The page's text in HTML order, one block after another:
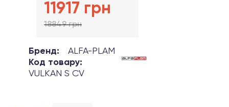
11917 грн
18849 грн
Бренд:
ALFA-PLAM
Код товару:
VULKAN S CV